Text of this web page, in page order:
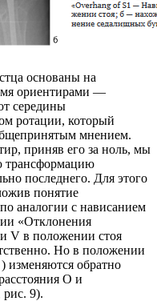
основаны на
ориентирами —
середины
ротации, который
мнением.
приняв его за ноль, мы
трансформацию
последнего. Для этого
понятие
аналогии с нависанием
«Отклонения
V в положении стоя
Но в положении
изменяются обратно
O и
рис. 9).